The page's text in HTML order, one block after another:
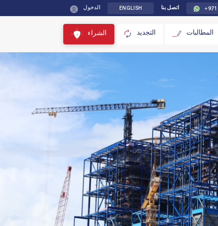
اتصل بنا ENGLISH الدخول
المطالبات التجديد الشراء